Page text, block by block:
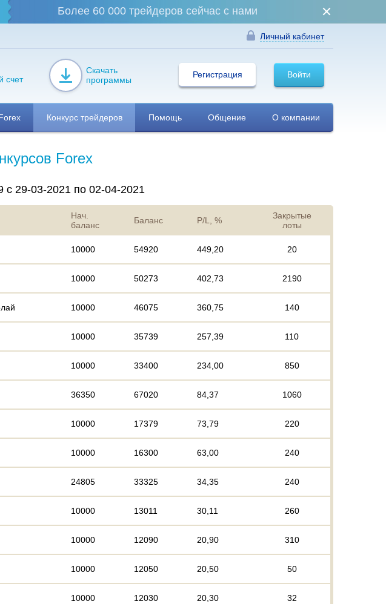
Более 60 000 трейдеров сейчас с нами
Личный кабинет
счет
Скачать
программы
Войти
Регистрация
Конкурс трейдеров Помощь Общение О компании
Forex
с 29-03-2021 по 02-04-2021
Нач.
баланс
Баланс P/L, %
Закрытые
лоты
10000 54920 449,20 20
10000 50273 402,73 2190
10000 46075 360,75 140
10000 35739 257,39 110
10000 33400 234,00 850
36350 67020 84,37 1060
10000 17379 73,79 220
10000 16300 63,00 240
24805 33325 34,35 240
10000 13011 30,11 260
10000 12090 20,90 310
10000 12050 20,50 50
10000 12030 20,30 32